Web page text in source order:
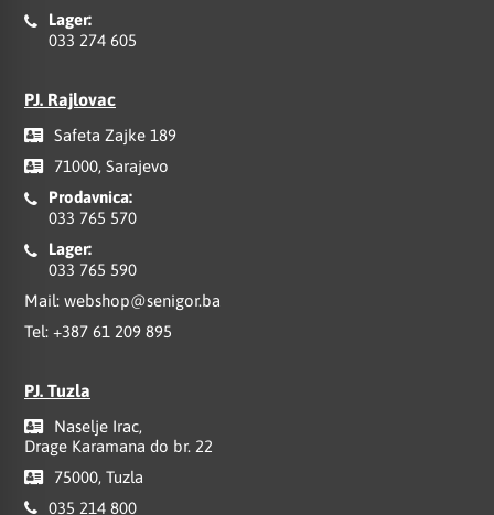
Lager:
033 274 605
PJ. Rajlovac
Safeta Zajke 189
71000, Sarajevo
Prodavnica:
033 765 570
Lager:
033 765 590
Mail: webshop@senigor.ba
Tel: +387 61 209 895
PJ. Tuzla
Naselje Irac,
Drage Karamana do br. 22
75000, Tuzla
035 214 800